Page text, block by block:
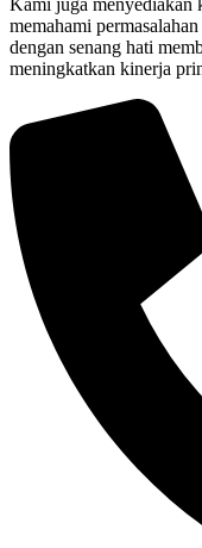
Kami juga menyediakan
memahami
dengan senang hati
meningkatkan kinerja